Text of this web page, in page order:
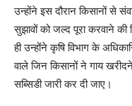
उन्होंने इस दौरान किसानों से
सुझावों को जल्द पूरा करवाने
ही उन्होंने कृषि विभाग के
वाले जिन किसानों ने गाय
सब्सिडी जारी कर दी जाए।